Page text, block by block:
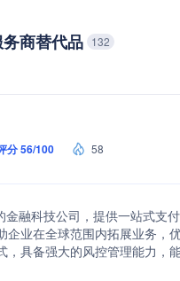
商替代品 132
分 56/100 58
融科技公司，提供一站式支
企业在全球范围内拓展业务，
，具备强大的风控管理能力，